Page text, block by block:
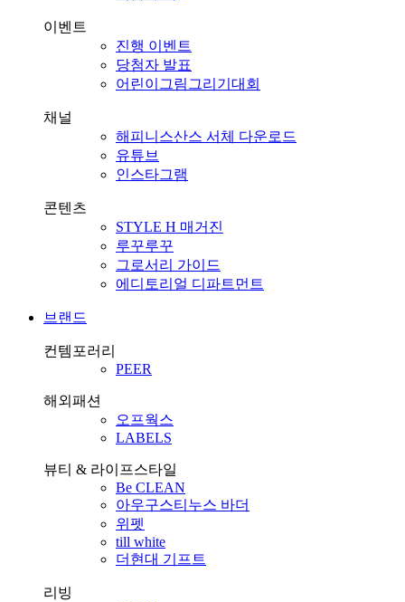
이벤트
진행 이벤트
당첨자 발표
어린이그림그리기대회
채널
해피니스산스 서체 다운로드
유튜브
인스타그램
콘텐츠
STYLE H 매거진
루꾸루꾸
그로서리 가이드
에디토리얼 디파트먼트
브랜드
컨템포러리
PEER
해외패션
오프웍스
LABELS
뷰티 & 라이프스타일
Be CLEAN
아우구스티누스 바더
위펫
till white
더현대 기프트
리빙